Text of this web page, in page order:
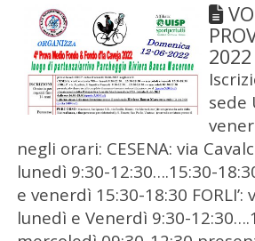
2022
sede
negli orari: CESENA: via
lunedì 9:30-12:30….15:30-
e venerdì 15:30-18:30 FORLI’:
lunedì e Venerdì 9:30-